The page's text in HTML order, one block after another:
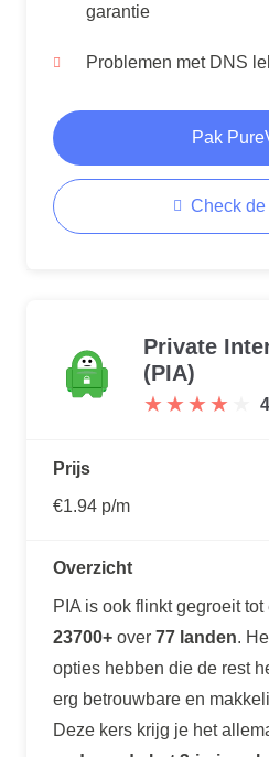
garantie
Problemen met DNS
Pak
Check
Private
(PIA)
★ ★ ★ ★
★ ★ ★ ★
Prijs
€1.94 p/m
Overzicht
PIA is ook flinkt gegroeit
23700+over77 landen.
opties hebben die de rest
erg betrouwbare en
Deze kers krijg je het